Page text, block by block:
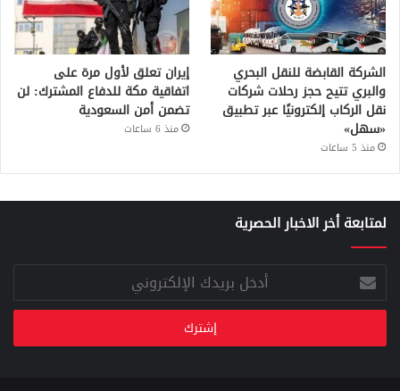
الشركة القابضة للنقل البحري
والبري تتيح حجز رحلات شركات
نقل الركاب إلكترونيًا عبر تطبيق
«سهل»
منذ 5 ساعات
إيران تعلق لأول مرة على
اتفاقية مكة للدفاع المشترك: لن
تضمن أمن السعودية
منذ 6 ساعات
لمتابعة أخر الاخبار الحصرية
أدخل
بريدك
الإلكتروني